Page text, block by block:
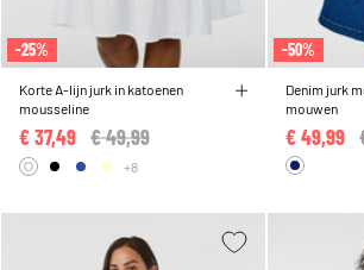
-25%
Korte A-lijn jurk in katoenen
mousseline
Price reduced from
€ 49,99
€ 37,49
+8
-50%
Denim jurk
mouwen
€ 49,99